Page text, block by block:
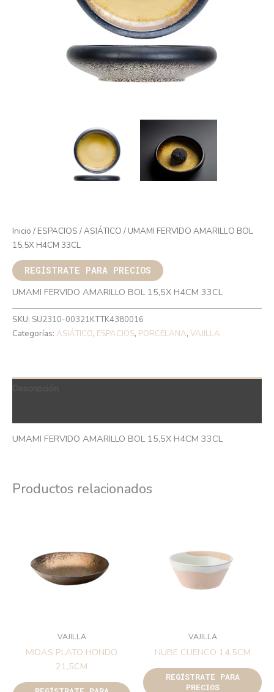
Inicio / ESPACIOS /ASIÁTICO / UMAMI FERVIDO AMARILLO BOL
15,5X H4CM 33CL
REGÍSTRATE PARA PRECIOS
UMAMI FERVIDO AMARILLO BOL 15,5X H4CM 33CL
SKU: SU2310-00321KTTK4380016
Categorías: ASIÁTICO, ESPACIOS, PORCELANA, VAJILLA
UMAMI FERVIDO AMARILLO BOL 15,5X H4CM 33CL
Productos relacionados
VAJILLA
MIDAS PLATO HONDO
21,5CM
VAJILLA
NUBE CUENCO 14,5CM
REGÍSTRATE PARA
PRECIOS